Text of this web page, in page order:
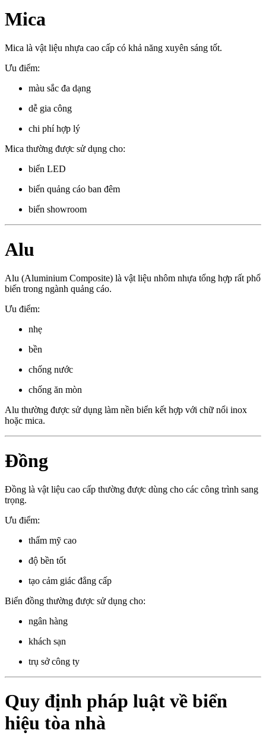
Mica
Mica là vật liệu nhựa cao cấp có khả năng xuyên sáng tốt.
Ưu điểm:
màu sắc đa dạng
dễ gia công
chi phí hợp lý
Mica thường được sử dụng cho:
biển LED
biển quảng cáo ban đêm
biển showroom
Alu
Alu (Aluminium Composite) là vật liệu nhôm nhựa tổng hợp rất phổ
biến trong ngành quảng cáo.
Ưu điểm:
nhẹ
bền
chống nước
chống ăn mòn
Alu thường được sử dụng làm nền biển kết hợp với chữ nổi inox
hoặc mica.
Đồng
Đồng là vật liệu cao cấp thường được dùng cho các công trình sang
trọng.
Ưu điểm:
thẩm mỹ cao
độ bền tốt
tạo cảm giác đẳng cấp
Biển đồng thường được sử dụng cho:
ngân hàng
khách sạn
trụ sở công ty
Quy định pháp luật về biển
hiệu tòa nhà